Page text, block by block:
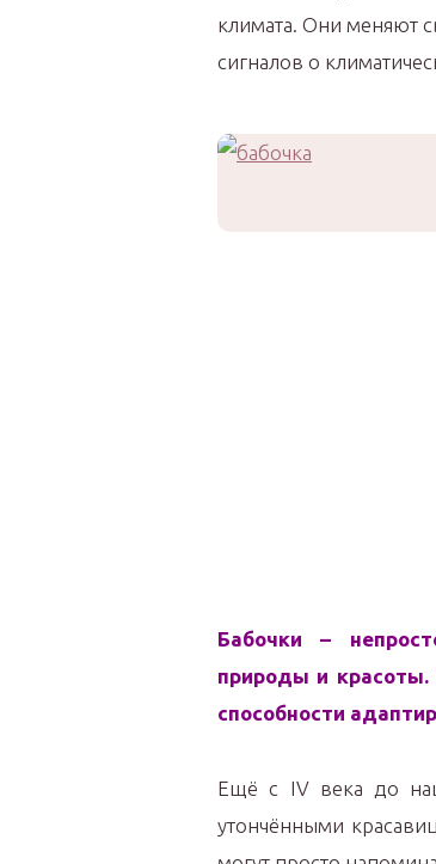
климата. Они меняют
сигналов о
Бабочки –
природы и
способности
Ещё с IV века до
утончёнными